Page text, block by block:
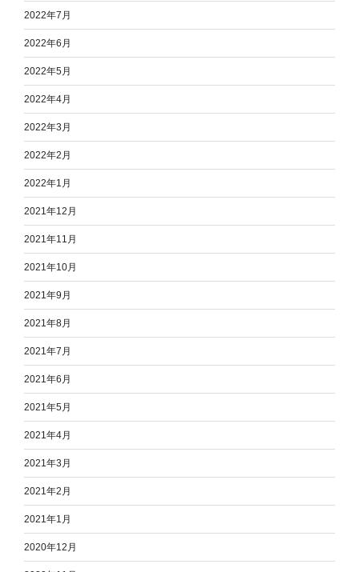
2022年7月
2022年6月
2022年5月
2022年4月
2022年3月
2022年2月
2022年1月
2021年12月
2021年11月
2021年10月
2021年9月
2021年8月
2021年7月
2021年6月
2021年5月
2021年4月
2021年3月
2021年2月
2021年1月
2020年12月